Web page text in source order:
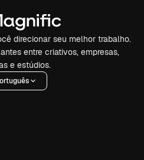
direcionar seu melhor trabalho.
entre criativos, empresas,
e estúdios.